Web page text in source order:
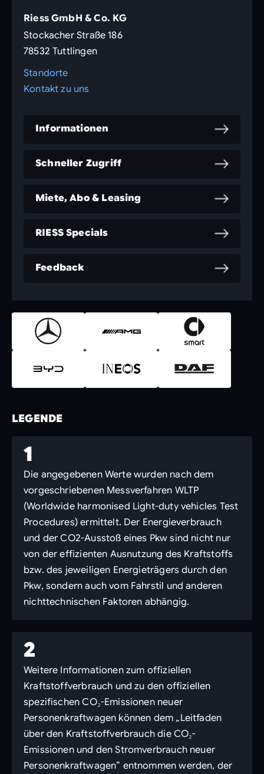
Riess GmbH & Co. KG
Stockacher Straße 186
78532 Tuttlingen
Standorte
Kontakt zu uns
Informationen
Schneller Zugriff
Miete, Abo & Leasing
RIESS Specials
Feedback
LEGENDE
1
Die angegebenen Werte wurden nach dem
vorgeschriebenen Messverfahren WLTP
(Worldwide harmonised Light-duty vehicles Test
Procedures) ermittelt. Der Energieverbrauch
und der CO2-Ausstoß eines Pkw sind nicht nur
von der effizienten Ausnutzung des Kraftstoffs
bzw. des jeweiligen Energieträgers durch den
Pkw, sondern auch vom Fahrstil und anderen
nichttechnischen Faktoren abhängig.
2
Weitere Informationen zum offiziellen
Kraftstoffverbrauch und zu den offiziellen
spezifischen CO₂-Emissionen neuer
Personenkraftwagen können dem „Leitfaden
über den Kraftstoffverbrauch die CO₂-
Emissionen und den Stromverbrauch neuer
Personenkraftwagen” entnommen werden, der